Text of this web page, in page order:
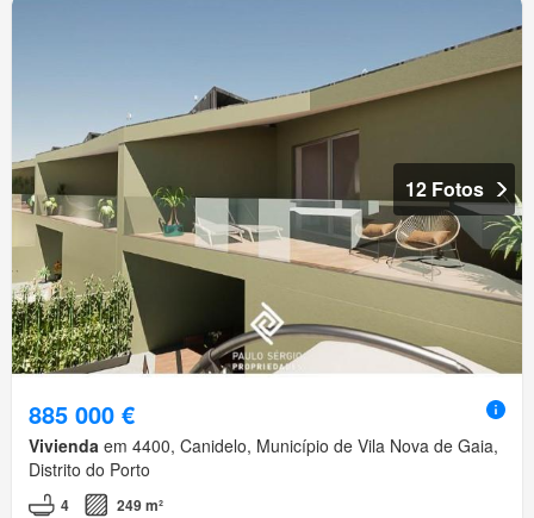
12 Fotos
885 000 €
Vivienda em 4400, Canidelo, Município de Vila Nova de Gaia,
Distrito do Porto
4 249 m²